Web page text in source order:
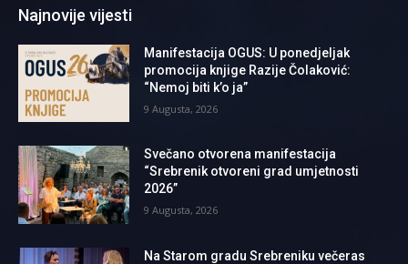
Najnovije vijesti
Manifestacija OGUS: U ponedjeljak
promocija knjige Razije Čolaković:
“Nemoj biti k’o ja”
9 Augusta, 2026
Svečano otvorena manifestacija
“Srebrenik otvoreni grad umjetnosti
2026”
9 Augusta, 2026
Na Starom gradu Srebreniku večeras